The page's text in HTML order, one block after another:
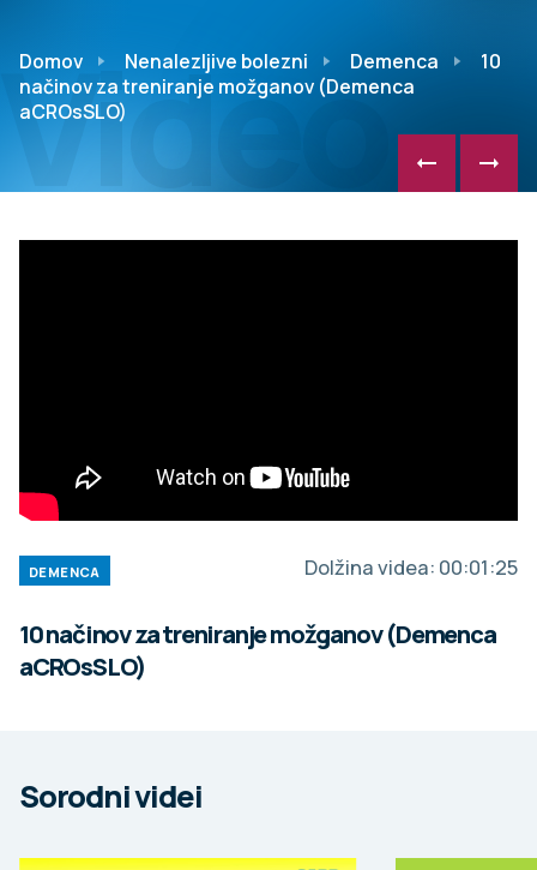
Video
Domov Nenalezljive bolezni Demenca
10
načinov za treniranje možganov (Demenca
aCROsSLO)
DEMENCA Dolžina videa: 00:01:25
10 načinov za treniranje možganov (Demenca
aCROsSLO)
Sorodni videi